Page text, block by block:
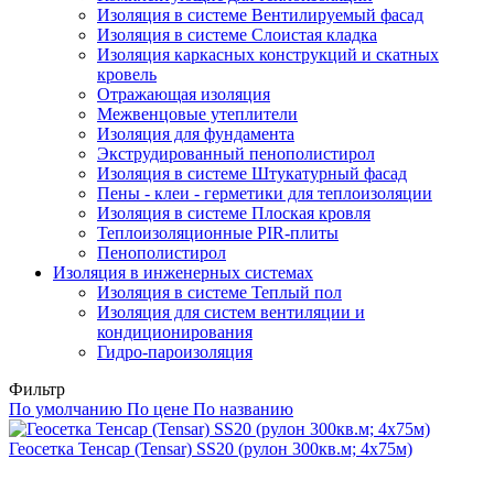
Изоляция в системе Вентилируемый фасад
Изоляция в системе Слоистая кладка
Изоляция каркасных конструкций и скатных
кровель
Отражающая изоляция
Межвенцовые утеплители
Изоляция для фундамента
Экструдированный пенополистирол
Изоляция в системе Штукатурный фасад
Пены - клеи - герметики для теплоизоляции
Изоляция в системе Плоская кровля
Теплоизоляционные PIR-плиты
Пенополистирол
Изоляция в инженерных системах
Изоляция в системе Теплый пол
Изоляция для систем вентиляции и
кондиционирования
Гидро-пароизоляция
Фильтр
По умолчанию По цене По названию
Геосетка Тенсар (Tensar) SS20 (рулон 300кв.м; 4х75м)